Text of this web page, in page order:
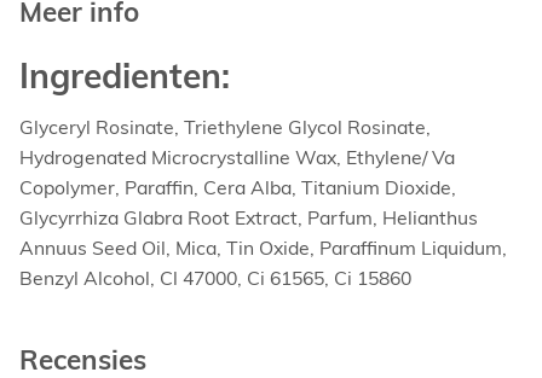
Meer info
Ingredienten:
Glyceryl Rosinate, Triethylene Glycol Rosinate,
Hydrogenated Microcrystalline Wax, Ethylene/ Va
Copolymer, Paraffin, Cera Alba, Titanium Dioxide,
Glycyrrhiza Glabra Root Extract, Parfum, Helianthus
Annuus Seed Oil, Mica, Tin Oxide, Paraffinum Liquidum,
Benzyl Alcohol, Cl 47000, Ci 61565, Ci 15860
Recensies